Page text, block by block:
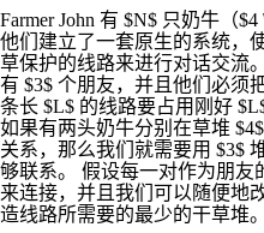
Farmer John 有 $N$ 只奶牛（
他们建立了一套原生的系统，
草保护的线路来进行对话交流
有 $3$ 个朋友，并且他们必须
条长 $L$ 的线路要占用刚好
如果有两头奶牛分别在草堆
关系，那么我们就需要用 $3$
够联系。 假设每一对作为朋友
来连接，并且我们可以随便地
造线路所需要的最少的干草堆。